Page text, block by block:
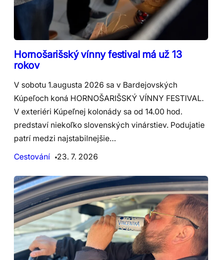
Hornošarišský vínny festival má už 13
rokov
V sobotu 1.augusta 2026 sa v Bardejovských
Kúpeľoch koná HORNOŠARIŠSKÝ VÍNNY FESTIVAL.
V exteriéri Kúpeľnej kolonády sa od 14.00 hod.
predstaví niekoľko slovenských vinárstiev. Podujatie
patrí medzi najstabilnejšie…
Cestování
23. 7. 2026